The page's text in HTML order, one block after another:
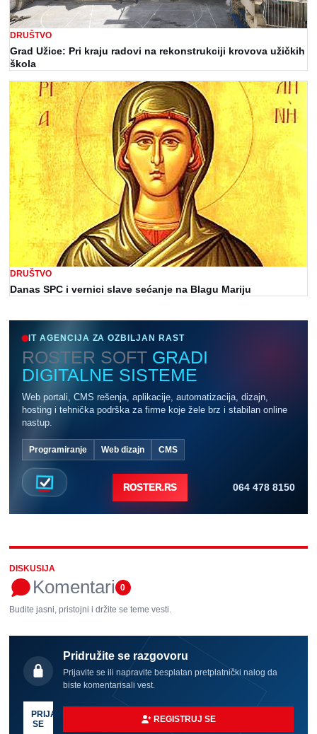
DRUŠTVO
Grad Užice: Pri kraju radovi na rekonstrukciji krovova užičkih
škola
DRUŠTVO
Danas SPC i vernici slave sećanje na Blagu Mariju
IT AGENCIJA ZA OZBILJAN RAST
ROSTER SOFT GRADI
DIGITALNE SISTEME
Web portali, CMS rešenja, aplikacije, automatizacija, dizajn,
hosting i tehnička podrška za firme koje žele brz i stabilan online
nastup.
Programiranje Web dizajn CMS
ROSTER.RS 064 478 8150
DISKUSIJA
Komentari 0
Budite jasni, pristojni i držite se teme vesti.
Pridružite se razgovoru
Prijavite se ili napravite besplatan pretplatnički nalog da
biste komentarisali vest.
PRIJAVI
SE
REGISTRUJ SE